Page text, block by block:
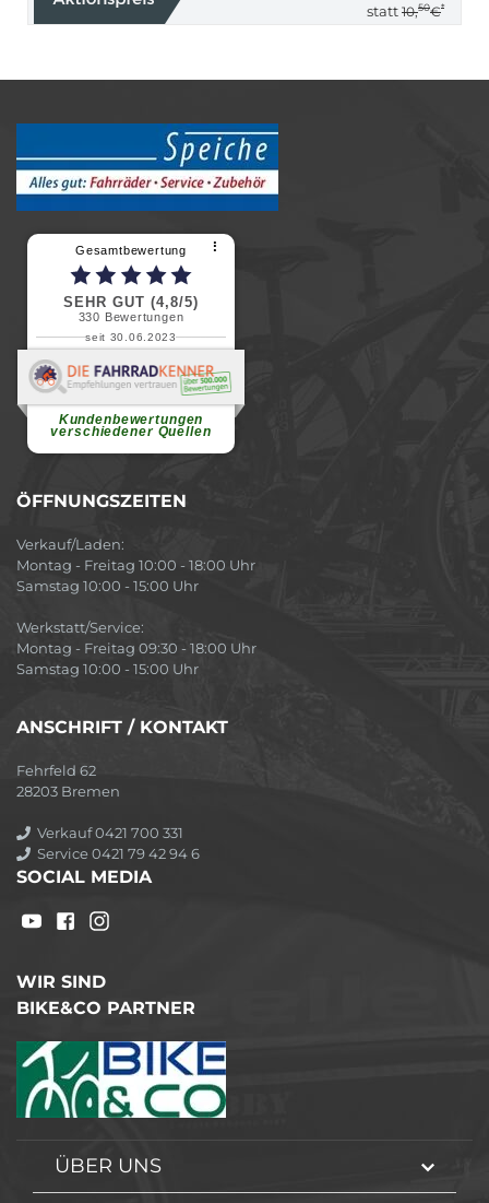
statt 10,50€*
Gesamtbewertung ⠇
SEHR GUT (4,8/5)
330 Bewertungen
seit 30.06.2023
Kundenbewertungen
verschiedener Quellen
Renate H.
Vielen Dank für ein herzliches
ÖFFNUNGSZEITEN
Verkauf/Laden:
Montag - Freitag 10:00 - 18:00 Uhr
Samstag 10:00 - 15:00 Uhr
Werkstatt/Service:
Montag - Freitag 09:30 - 18:00 Uhr
Samstag 10:00 - 15:00 Uhr
ANSCHRIFT / KONTAKT
Fehrfeld 62
28203 Bremen
Verkauf 0421 700 331
Service 0421 79 42 94 6
SOCIAL MEDIA
WIR SIND
BIKE&CO PARTNER
ÜBER UNS